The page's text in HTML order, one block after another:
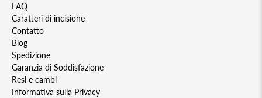
FAQ
Caratteri di incisione
Contatto
Blog
Spedizione
Garanzia di Soddisfazione
Resi e cambi
Informativa sulla Privacy